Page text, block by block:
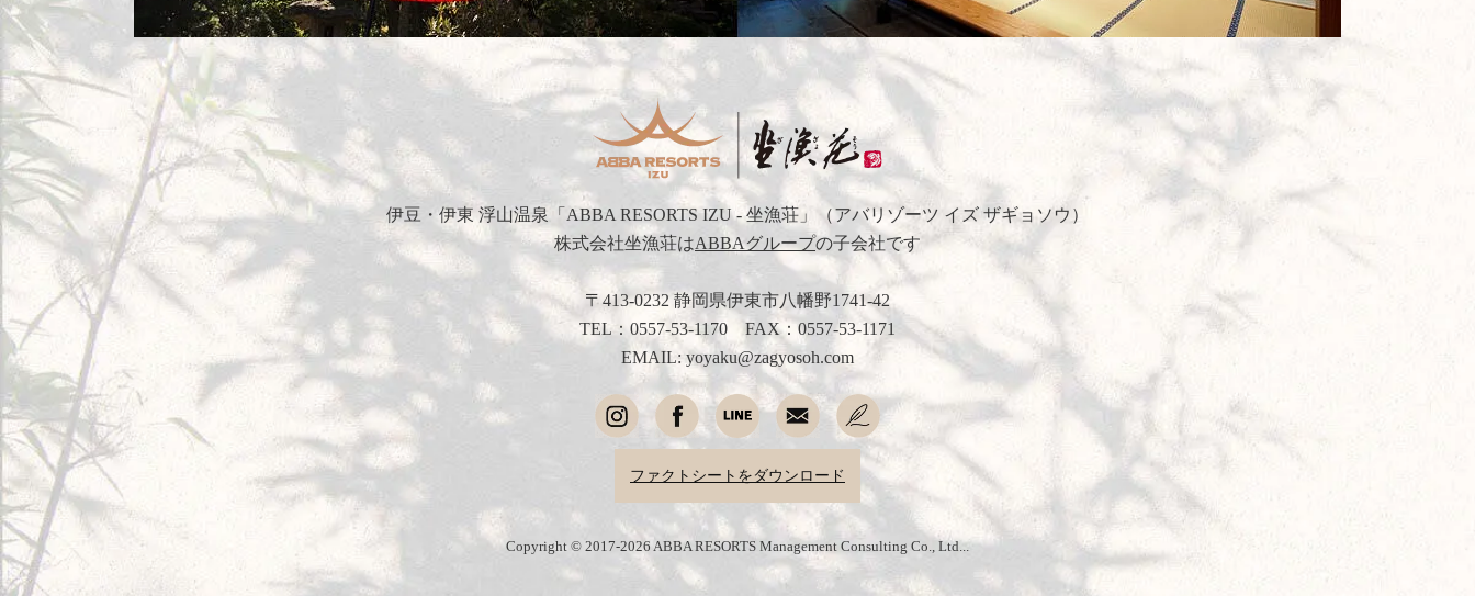
伊豆・伊東 浮山温泉 「ABBA RESORTS IZU - 坐漁荘」
（アバリゾーツ イズ ザギョソウ）
株式会社坐漁荘はABBAグループの子会社です
〒413-0232 静岡県伊東市八幡野1741-42
TEL： 0557-53-1170
FAX：0557-53-1171
EMAIL: yoyaku@zagyosoh.com
ファクトシートをダウンロード
Copyright © 2017-2026 ABBA RESORTS Management Consulting Co., Ltd...